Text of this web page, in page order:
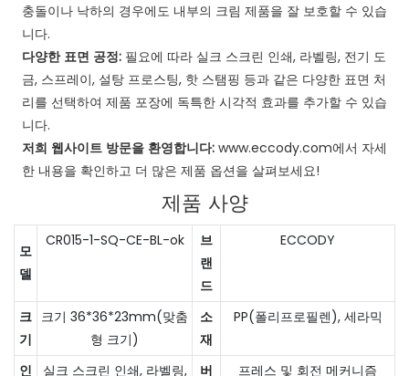
충돌이나 낙하의 경우에도 내부의 크림 제품을 잘 보호할 수 있습
니다.
다양한 표면 공정: 필요에 따라 실크 스크린 인쇄, 라벨링, 전기 도
금, 스프레이, 설탕 프로스팅, 핫 스탬핑 등과 같은 다양한 표면 처
리를 선택하여 제품 포장에 독특한 시각적 효과를 추가할 수 있습
니다.
저희 웹사이트 방문을 환영합니다: www.eccody.com에서 자세
한 내용을 확인하고 더 많은 제품 옵션을 살펴보세요!
제품 사양
모
델
CR015-1-SQ-CE-BL-ok
브
랜
드
ECCODY
크
기
크기 36*36*23mm(맞춤
형 크기)
소
재
PP(폴리프로필렌), 세라믹
인 실크 스크린 인쇄, 라벨링, 버 프레스 및 회전 메커니즘